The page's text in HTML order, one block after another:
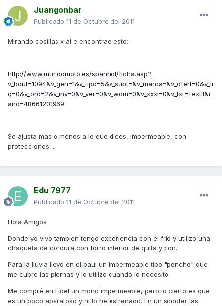
Juangonbar
Publicado 11 de Octubre del 2011
Mirando cosillas x ai e encontrao esto:
http://www.mundomoto.es/spanhol/ficha.asp?
v_bout=1094&v_gen=1&v_tipo=5&v_subt=&v_marca=&v_ofert=0&v_li
q=0&v_ord=2&v_inv=0&v_ver=0&v_wom=0&v_xxxl=0&v_txt=Textil&r
and=48661201969
Se ajusta mas o menos a lo que dices, impermeable, con
protecciones,...
Edu 7977
Publicado 11 de Octubre del 2011
Hola Amigos
Donde yo vivo tambien tengo experiencia con el frio y utilizo una
chaqueta de cordura con forro interior de quita y pon.
Para la lluvia llevo en el baul un impermeable tipo "poncho" que
me cubre las piernas y lo utilizo cuando lo necesito.
Me compré en Lidel un mono impermeable, pero lo cierto es que
es un poco aparatoso y ni lo he estrenado. En un scooter las